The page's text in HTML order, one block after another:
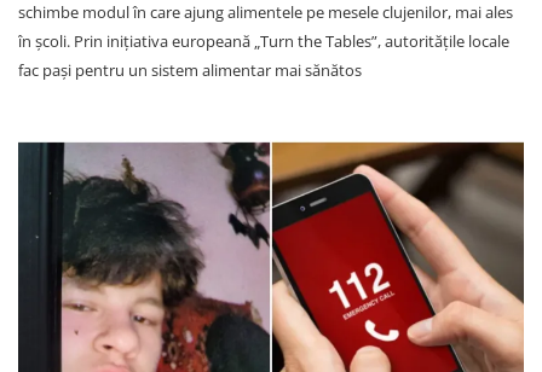
schimbe modul în care ajung alimentele pe mesele clujenilor, mai ales
în școli. Prin inițiativa europeană „Turn the Tables”, autoritățile locale
fac pași pentru un sistem alimentar mai sănătos